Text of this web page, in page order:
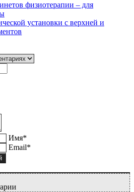
физиотерапии – для
установки с верхней и
Имя*
Email*